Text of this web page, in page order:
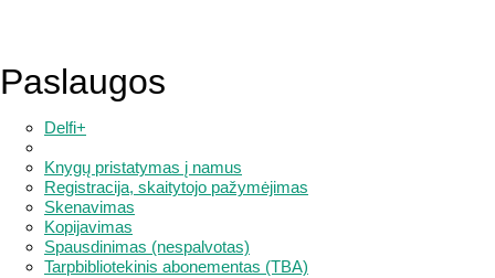
Paslaugos
Delfi+
Knygų pristatymas į namus
Registracija, skaitytojo pažymėjimas
Skenavimas
Kopijavimas
Spausdinimas (nespalvotas)
Tarpbibliotekinis abonementas (TBA)